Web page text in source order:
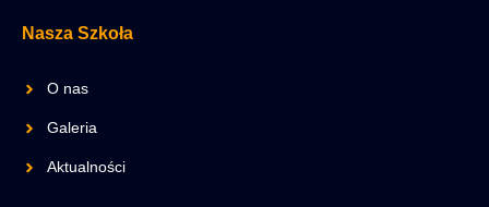
Nasza Szkoła
O nas
Galeria
Aktualności